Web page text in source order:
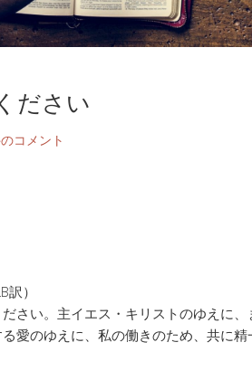
ださい
コメント
）
さい。主イエス・キリストのゆえに、
愛のゆえに、私の働きのため、共に精